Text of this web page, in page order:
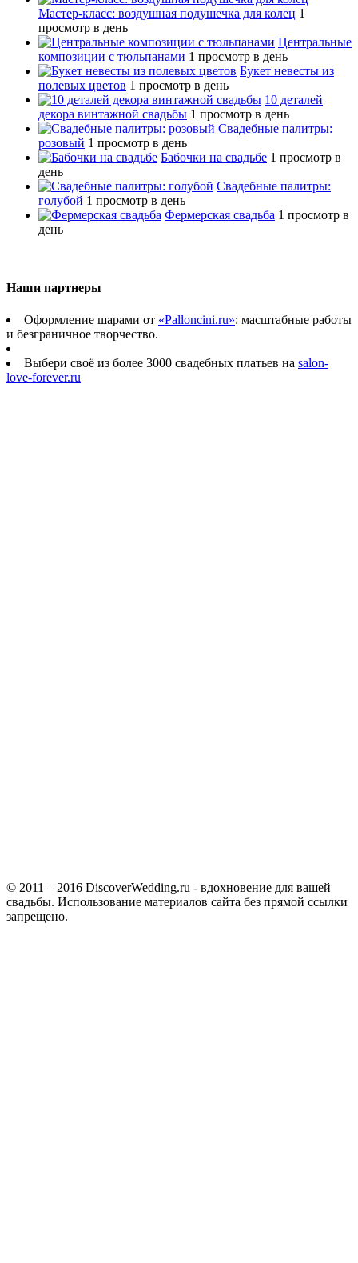
Мастер-класс: воздушная подушечка для колец 1
просмотр в день
Центральные
композиции с тюльпанами 1 просмотр в день
Букет невесты из
полевых цветов 1 просмотр в день
10 деталей
декора винтажной свадьбы 1 просмотр в день
Свадебные палитры:
розовый 1 просмотр в день
Бабочки на свадьбе 1 просмотр в
день
Свадебные палитры:
голубой 1 просмотр в день
Фермерская свадьба 1 просмотр в
день
Наши партнеры
Оформление шарами от «Palloncini.ru»: масштабные работы
и безграничное творчество.
Выбери своё из более 3000 свадебных платьев на salon-
love-forever.ru
© 2011 – 2016 DiscoverWedding.ru - вдохновение для вашей
свадьбы. Использование материалов сайта без прямой ссылки
запрещено.